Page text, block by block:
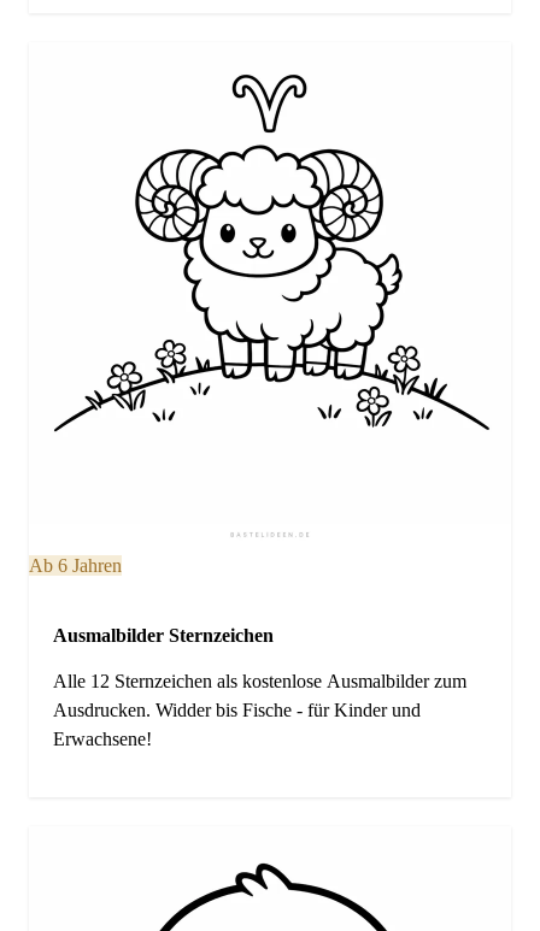
Ab 6 Jahren
Ausmalbilder Sternzeichen
Alle 12 Sternzeichen als kostenlose Ausmalbilder zum
Ausdrucken. Widder bis Fische - für Kinder und
Erwachsene!